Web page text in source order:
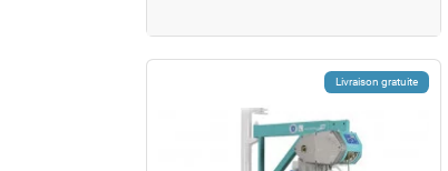
Livraison gratuite